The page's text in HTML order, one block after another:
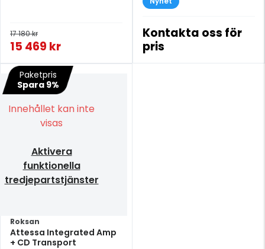
17 180 kr
15 469 kr
Kontakta oss för
pris
Paketpris
Spara 9%
Innehållet kan inte
visas
Aktivera
funktionella
tredjepartstjänster
Roksan
Attessa Integrated Amp
+ CD Transport